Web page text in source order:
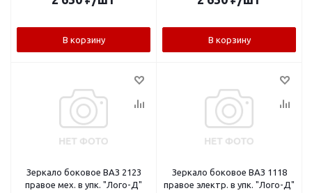
В корзину В корзину
Зеркало боковое ВАЗ 2123
правое мех. в упк. "Лого-Д"
Зеркало боковое ВАЗ 1118
правое электр. в упк. "Лого-Д"